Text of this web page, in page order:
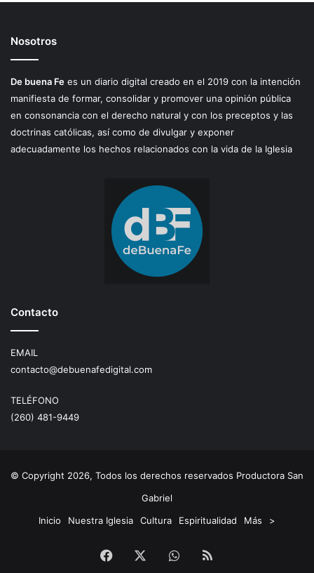
Nosotros
De buena Fe es un diario digital creado en el 2019 con la intención
manifiesta de formar, consolidar y promover una opinión pública
en consonancia con el derecho natural y con los preceptos y las
doctrinas católicas, así como de divulgar y exponer
adecuadamente los hechos relacionados con la vida de la Iglesia
Contacto
EMAIL
contacto@debuenafedigital.com
TELÉFONO
(260) 481-9449
© Copyright 2026, Todos los derechos reservados Productora San
Gabriel
Inicio
Nuestra Iglesia Cultura Espiritualidad Más >
Facebook WhatsApp